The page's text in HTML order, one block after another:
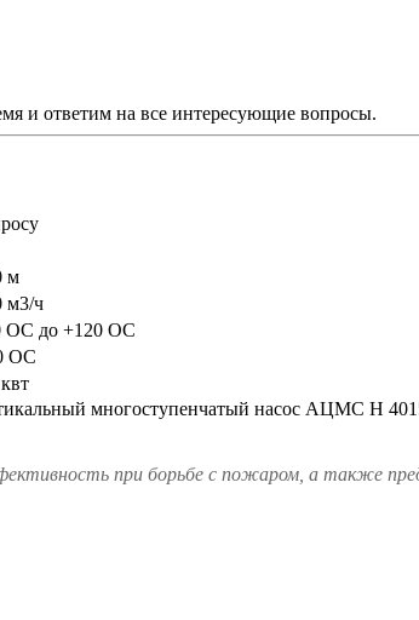
и ответим на все интересующие вопросы.
м
м3/ч
OC до +120 OC
OC
при борьбе с пожаром, а также